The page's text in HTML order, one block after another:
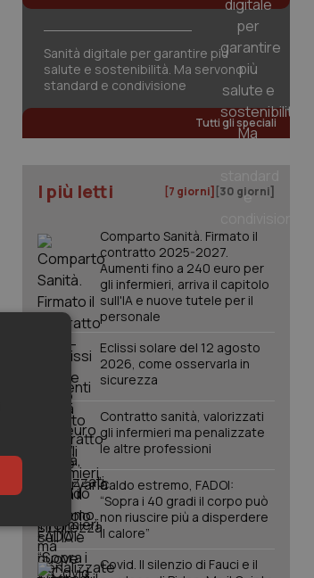
Sanità digitale per garantire più
salute e sostenibilità. Ma servono
standard e condivisione
Tutti gli speciali
I più letti [7 giorni] [30 giorni]
Comparto Sanità. Firmato il
contratto 2025-2027.
Aumenti fino a 240 euro per
gli infermieri, arriva il capitolo
sull'IA e nuove tutele per il
personale
Eclissi solare del 12 agosto
2026, come osservarla in
sicurezza
Contratto sanità, valorizzati
gli infermieri ma penalizzate
le altre professioni
Caldo estremo, FADOI:
“Sopra i 40 gradi il corpo può
non riuscire più a disperdere
il calore”
Covid. Il silenzio di Fauci e il